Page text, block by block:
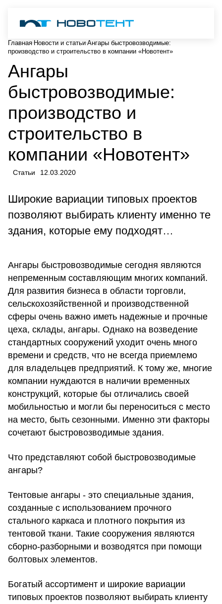
Главная Новости и статьи Ангары быстровозводимые:
производство и строительство в компании «Новотент»
Ангары
быстровозводимые:
производство и
строительство в
компании «Новотент»
Статьи 12.03.2020
Широкие вариации типовых проектов
позволяют выбирать клиенту именно те
здания, которые ему подходят…
Ангары быстровозводимые сегодня являются
непременным составляющим многих компаний.
Для развития бизнеса в области торговли,
сельскохозяйственной и производственной
сферы очень важно иметь надежные и прочные
цеха, склады, ангары. Однако на возведение
стандартных сооружений уходит очень много
времени и средств, что не всегда приемлемо
для владельцев предприятий. К тому же, многие
компании нуждаются в наличии временных
конструкций, которые бы отличались своей
мобильностью и могли бы переноситься с место
на место, быть сезонными. Именно эти факторы
сочетают быстровозводимые здания.
Что представляют собой быстровозводимые
ангары?
Тентовые ангары - это специальные здания,
созданные с использованием прочного
стального каркаса и плотного покрытия из
тентовой ткани. Такие сооружения являются
сборно-разборными и возводятся при помощи
болтовых элементов.
Богатый ассортимент и широкие вариации
типовых проектов позволяют выбирать клиенту